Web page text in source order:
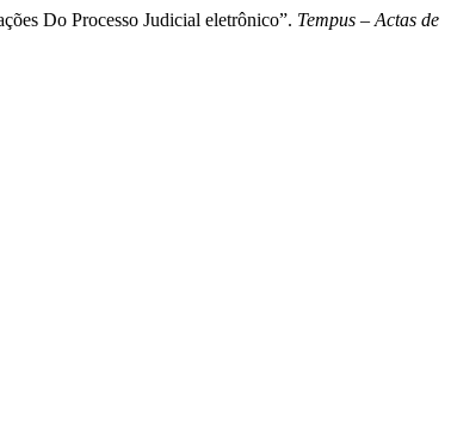
Do Processo Judicial eletrônico”. Tempus – Actas de